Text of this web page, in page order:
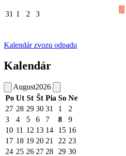
31 1 2 3
Kalendár zvozu odpadu
Kalendár
August2026
Po Ut St Št Pia So Ne
27 28 29 30 31 1
2
3
4 5 6 7 8
9
10 11 12 13 14 15 16
17 18 19 20 21 22 23
24 25 26 27 28 29 30